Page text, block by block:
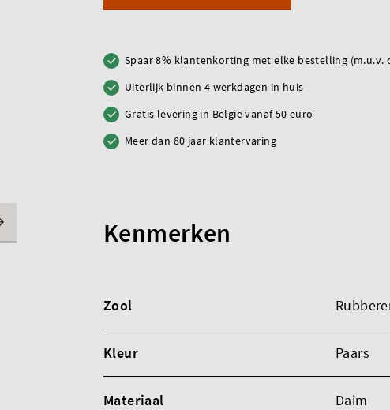
Spaar 8% klantenkorting met elke bestelling (m.u.v.
Uiterlijk binnen 4 werkdagen in huis
Gratis levering in België vanaf 50 euro
Meer dan 80 jaar klantervaring
Kenmerken
Zool
Kleur Paars
Materiaal Daim